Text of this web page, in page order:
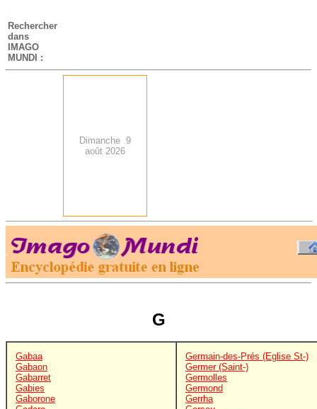
-
Rechercher
dans
IMAGO
MUNDI :
Dimanche 9
août 2026
.
G
Gabaa
Gabaon
Gabarret
Gabies
Gaborone
Germain-des-Prés (Eglise St-)
Germer (Saint-)
Germolles
Germond
Gerrha